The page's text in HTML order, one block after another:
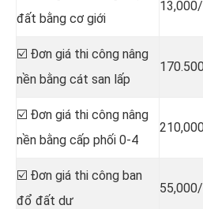
đất bằng cơ giới
☑️ Đơn giá thi công nâng
nền bằng cát san lấp
☑️ Đơn giá thi công nâng
nền bằng cấp phối 0-4
☑️ Đơn giá thi công ban
đổ đất dư